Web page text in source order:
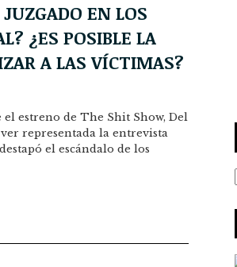
EN LOS
¿ES POSIBLE LA
A LAS VÍCTIMAS?
estreno de The Shit Show, Del
representada la entrevista
el escándalo de los